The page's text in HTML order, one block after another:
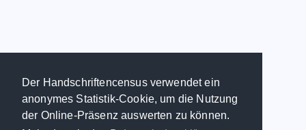
Der Handschriftencensus verwendet ein
anonymes Statistik-Cookie, um die Nutzung
der Online-Präsenz auswerten zu können.